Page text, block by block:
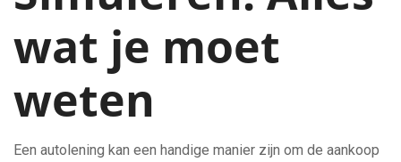
wat je moet
weten
Een autolening kan een handige manier zijn om de aankoop